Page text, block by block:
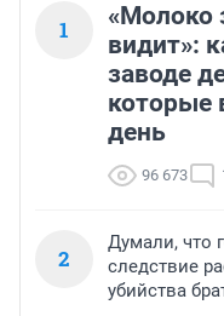
1
«Молоко
видит»:
заводе
которые
день
96 673
2
Думали, что
следствие
убийства